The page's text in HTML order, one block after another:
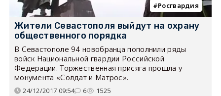
Росгвардия
Жители Севастополя выйдут на охрану
общественного порядка
В Севастополе 94 новобранца пополнили ряды
войск Национальной гвардии Российской
Федерации. Торжественная присяга прошла у
монумента «Солдат и Матрос».
24/12/2017 09:54 6 1525